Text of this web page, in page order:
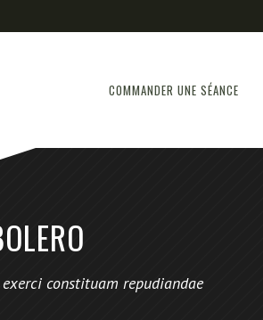
COMMANDER UNE SÉANCE
constituam repudiandae